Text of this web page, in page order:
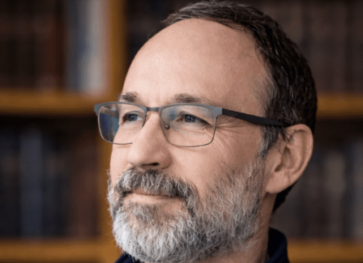
Performance sportive et hypnose